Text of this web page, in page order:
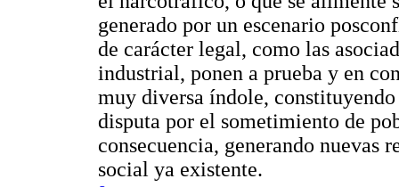
generado por un escenario
de carácter legal, como las
industrial, ponen a prueba y en
muy diversa índole,
disputa por el sometimiento de
consecuencia, generando nuevas
social ya existente.